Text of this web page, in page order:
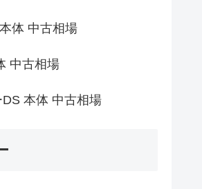
体 中古相場
中古相場
本体 中古相場